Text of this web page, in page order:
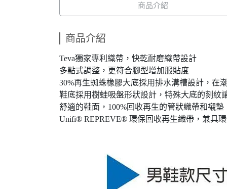
商品介紹
商品介紹
Teva獨家專利織帶，快乾耐磨織帶設計
多點式調整，更符合腳型增加服貼度
30%再生蜘蛛橡膠大底採用排水溝槽設計，在
鞋底採用樹蛙吸盤形狀設計，特殊大底的刻紋
舒適的鞋面，100%回收再生的管狀織帶和襯
Unifi® REPREVE® 環保回收再生織帶，兼具